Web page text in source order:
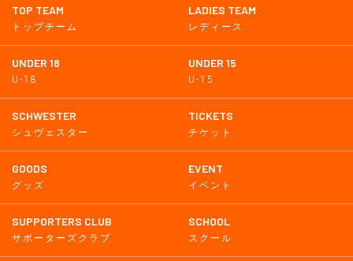
TOP TEAM
トップチーム
LADIES TEAM
レディース
UNDER 18
U-18
UNDER 15
U-15
SCHWESTER
シュヴェスター
TICKETS
チケット
GOODS
グッズ
EVENT
イベント
SUPPORTERS CLUB
サポーターズクラブ
SCHOOL
スクール